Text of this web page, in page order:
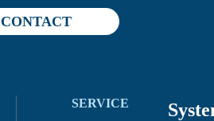
CONTACT
SERVICE